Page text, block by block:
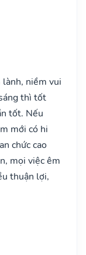
lành, niềm vui
thì tốt
tốt. Nếu
mới có hi
chức cao
mọi việc êm
thuận lợi,